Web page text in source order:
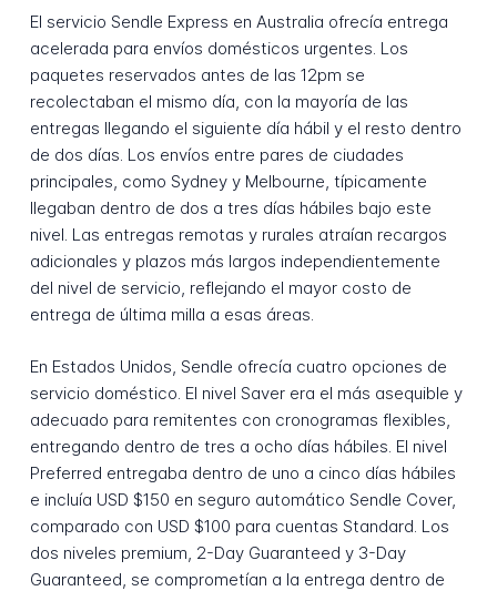
El servicio Sendle Express en Australia ofrecía entrega
acelerada para envíos domésticos urgentes. Los
paquetes reservados antes de las 12pm se
recolectaban el mismo día, con la mayoría de las
entregas llegando el siguiente día hábil y el resto dentro
de dos días. Los envíos entre pares de ciudades
principales, como Sydney y Melbourne, típicamente
llegaban dentro de dos a tres días hábiles bajo este
nivel. Las entregas remotas y rurales atraían recargos
adicionales y plazos más largos independientemente
del nivel de servicio, reflejando el mayor costo de
entrega de última milla a esas áreas.
En Estados Unidos, Sendle ofrecía cuatro opciones de
servicio doméstico. El nivel Saver era el más asequible y
adecuado para remitentes con cronogramas flexibles,
entregando dentro de tres a ocho días hábiles. El nivel
Preferred entregaba dentro de uno a cinco días hábiles
e incluía USD $150 en seguro automático Sendle Cover,
comparado con USD $100 para cuentas Standard. Los
dos niveles premium, 2-Day Guaranteed y 3-Day
Guaranteed, se comprometían a la entrega dentro de